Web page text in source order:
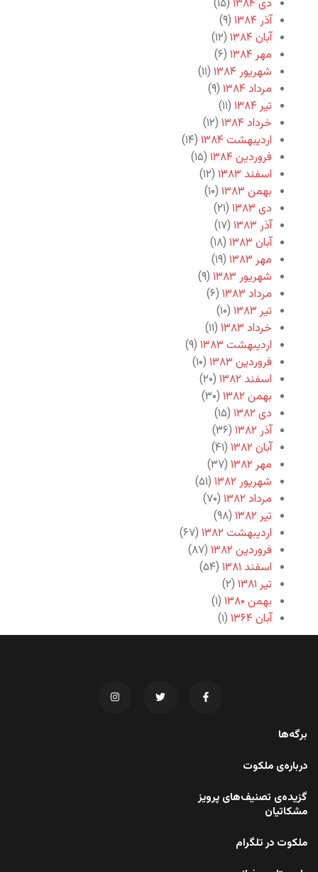
دی ۱۳۸۴
(۱۵)
آذر ۱۳۸۴
(۹)
آبان ۱۳۸۴
(۱۲)
مهر ۱۳۸۴
(۶)
شهریور ۱۳۸۴
(۱۱)
مرداد ۱۳۸۴
(۹)
تیر ۱۳۸۴
(۱۱)
خرداد ۱۳۸۴
(۱۲)
اردیبهشت ۱۳۸۴
(۱۴)
فروردین ۱۳۸۴
(۱۵)
اسفند ۱۳۸۳
(۱۲)
بهمن ۱۳۸۳
(۱۰)
دی ۱۳۸۳
(۲۱)
آذر ۱۳۸۳
(۱۷)
آبان ۱۳۸۳
(۱۸)
مهر ۱۳۸۳
(۱۹)
شهریور ۱۳۸۳
(۹)
مرداد ۱۳۸۳
(۶)
تیر ۱۳۸۳
(۱۰)
خرداد ۱۳۸۳
(۱۱)
اردیبهشت ۱۳۸۳
(۹)
فروردین ۱۳۸۳
(۱۰)
اسفند ۱۳۸۲
(۲۰)
بهمن ۱۳۸۲
(۳۰)
دی ۱۳۸۲
(۱۵)
آذر ۱۳۸۲
(۳۶)
آبان ۱۳۸۲
(۴۱)
مهر ۱۳۸۲
(۳۷)
شهریور ۱۳۸۲
(۵۱)
مرداد ۱۳۸۲
(۷۰)
تیر ۱۳۸۲
(۹۸)
اردیبهشت ۱۳۸۲
(۶۷)
فروردین ۱۳۸۲
(۸۷)
اسفند ۱۳۸۱
(۵۴)
تیر ۱۳۸۱
(۲)
بهمن ۱۳۸۰
(۱)
آبان ۱۳۶۴
(۱)
برگه‌ها
درباره‌ی ملکوت
گزیده‌ی تصنیف‌های پرویز
مشکاتیان
ملکوت در تلگرام